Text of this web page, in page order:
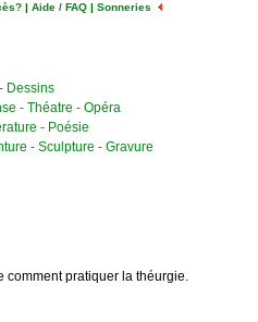
| Aide / FAQ | Sonneries
Dessins
- Théatre - Opéra
- Poésie
- Sculpture - Gravure
comment pratiquer la théurgie.